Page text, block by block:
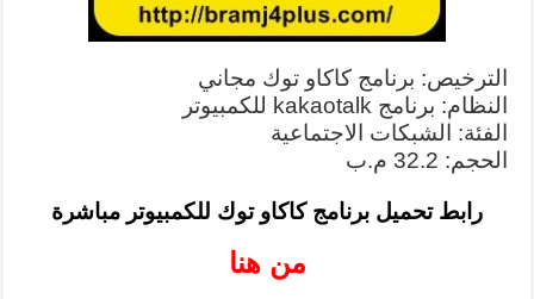
الترخيص: برنامج كاكاو توك مجاني
النظام: برنامج kakaotalk للكمبيوتر
الفئة: الشبكات الاجتماعية
الحجم: 32.2 م.ب
رابط تحميل برنامج كاكاو توك للكمبيوتر مباشرة
من هنا